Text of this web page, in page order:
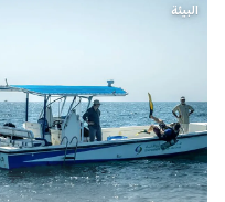
البيئة